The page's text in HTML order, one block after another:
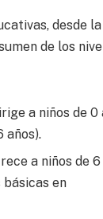
desde la
de los
a niños de 0
años).
a niños de 6
básicas en